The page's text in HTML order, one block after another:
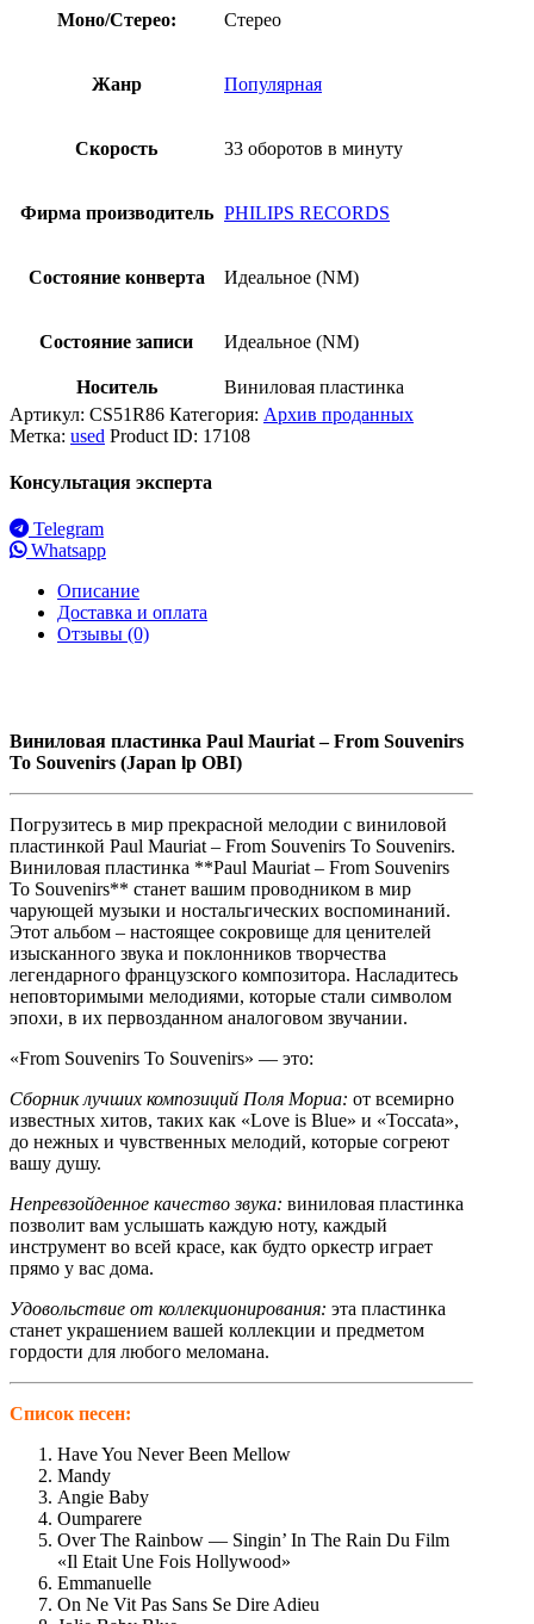
Моно/Стерео: Стерео
Жанр Популярная
Скорость 33 оборотов в минуту
Фирма производитель PHILIPS RECORDS
Состояние конверта Идеальное (NM)
Состояние записи Идеальное (NM)
Носитель
Виниловая пластинка
Артикул: CS51R86 Категория: Архив проданных
Метка: used Product ID: 17108
Консультация эксперта
Telegram
Whatsapp
Описание
Доставка и оплата
Отзывы (0)
Виниловая пластинка Paul Mauriat – From Souvenirs
To Souvenirs (Japan lp OBI)
Погрузитесь в мир прекрасной мелодии с виниловой
пластинкой Paul Mauriat – From Souvenirs To Souvenirs.
Виниловая пластинка **Paul Mauriat – From Souvenirs
To Souvenirs** станет вашим проводником в мир
чарующей музыки и ностальгических воспоминаний.
Этот альбом – настоящее сокровище для ценителей
изысканного звука и поклонников творчества
легендарного французского композитора. Насладитесь
неповторимыми мелодиями, которые стали символом
эпохи, в их первозданном аналоговом звучании.
«From Souvenirs To Souvenirs» — это:
Сборник лучших композиций Поля Мориа: от всемирно
известных хитов, таких как «Love is Blue» и «Toccata»,
до нежных и чувственных мелодий, которые согреют
вашу душу.
Непревзойденное качество звука: виниловая пластинка
позволит вам услышать каждую ноту, каждый
инструмент во всей красе, как будто оркестр играет
прямо у вас дома.
Удовольствие от коллекционирования: эта пластинка
станет украшением вашей коллекции и предметом
гордости для любого меломана.
Список песен:
Have You Never Been Mellow
Mandy
Angie Baby
Oumparere
Over The Rainbow — Singin’ In The Rain Du Film
«Il Etait Une Fois Hollywood»
Emmanuelle
On Ne Vit Pas Sans Se Dire Adieu